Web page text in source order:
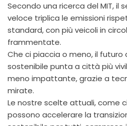
Secondo una ricerca del MIT, il
veloce triplica le emissioni
standard, con più veicoli in
frammentate.
Che ci piaccia o meno, il futuro
sostenibile punta a città più
meno impattante, grazie a
mirate.
Le nostre scelte attuali, come
possono accelerare la